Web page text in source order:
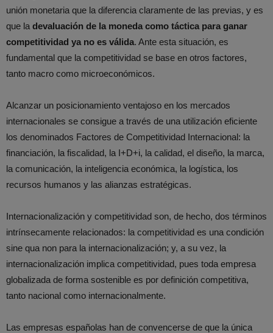
unión monetaria que la diferencia claramente de las previas, y es
que la devaluación de la moneda como táctica para ganar
competitividad ya no es válida. Ante esta situación, es
fundamental que la competitividad se base en otros factores,
tanto macro como microeconómicos.
Alcanzar un posicionamiento ventajoso en los mercados
internacionales se consigue a través de una utilización eficiente
los denominados Factores de Competitividad Internacional: la
financiación, la fiscalidad, la I+D+i, la calidad, el diseño, la marca,
la comunicación, la inteligencia económica, la logística, los
recursos humanos y las alianzas estratégicas.
Internacionalización y competitividad son, de hecho, dos términos
intrínsecamente relacionados: la competitividad es una condición
sine qua non para la internacionalización; y, a su vez, la
internacionalización implica competitividad, pues toda empresa
globalizada de forma sostenible es por definición competitiva,
tanto nacional como internacionalmente.
Las empresas españolas han de convencerse de que la única